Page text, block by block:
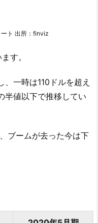
ト 出所：finviz
す。
一時は110ドルを超え
半値以下で推移してい
ブームが去った今は下